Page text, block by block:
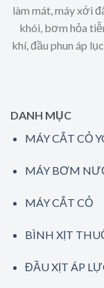
làm mát, máy xới
khói, bơm hỏa
khí, đầu phun áp
DANH MỤC
MÁY CẮT CỎ
MÁY BƠM
MÁY CẮT CỎ
BÌNH XỊT
ĐẦU XỊT ÁP